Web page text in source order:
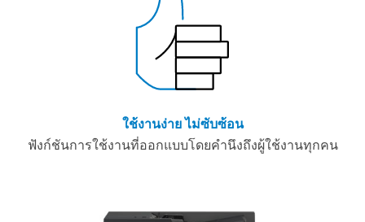
ใช้งานง่าย ไม่ซับซ้อน
ฟังก์ชันการใช้งานที่ออกแบบโดยคำนึงถึงผู้ใช้งานทุกคน